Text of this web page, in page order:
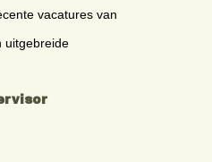
vacatures van
uitgebreide